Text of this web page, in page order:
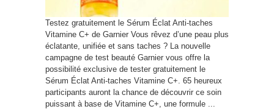
Testez gratuitement le Sérum Éclat Anti-taches
Vitamine C+ de Garnier Vous rêvez d’une peau plus
éclatante, unifiée et sans taches ? La nouvelle
campagne de test beauté Garnier vous offre la
possibilité exclusive de tester gratuitement le
Sérum Éclat Anti-taches Vitamine C+. 65 heureux
participants auront la chance de découvrir ce soin
puissant à base de Vitamine C+, une formule ...